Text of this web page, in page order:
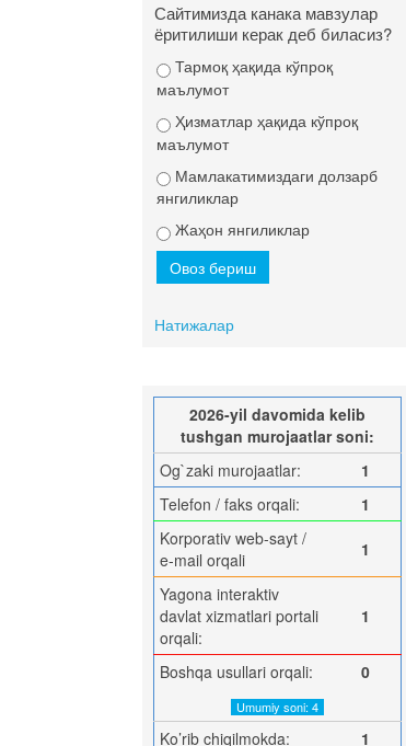
Сайтимизда канака мавзулар
ёритилиши керак деб биласиз?
Тармоқ ҳақида кўпроқ
маълумот
Ҳизматлар ҳақида кўпроқ
маълумот
Мамлакатимиздаги долзарб
янгиликлар
Жаҳон янгиликлар
Натижалар
2026-yil davomida kelib
tushgan murojaatlar soni:
Og`zaki murojaatlar:
1
Telefon / faks orqali:
1
Korporativ web-sayt /
e-mail orqali
1
Yagona interaktiv
davlat xizmatlari portali
orqali:
1
Boshqa usullari orqali: 0
Umumiy soni: 4
Ko’rib chiqilmokda: 1